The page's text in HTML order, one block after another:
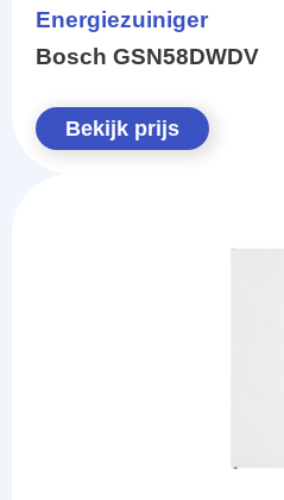
Energiezuiniger
Bosch GSN58DWDV
Bekijk prijs